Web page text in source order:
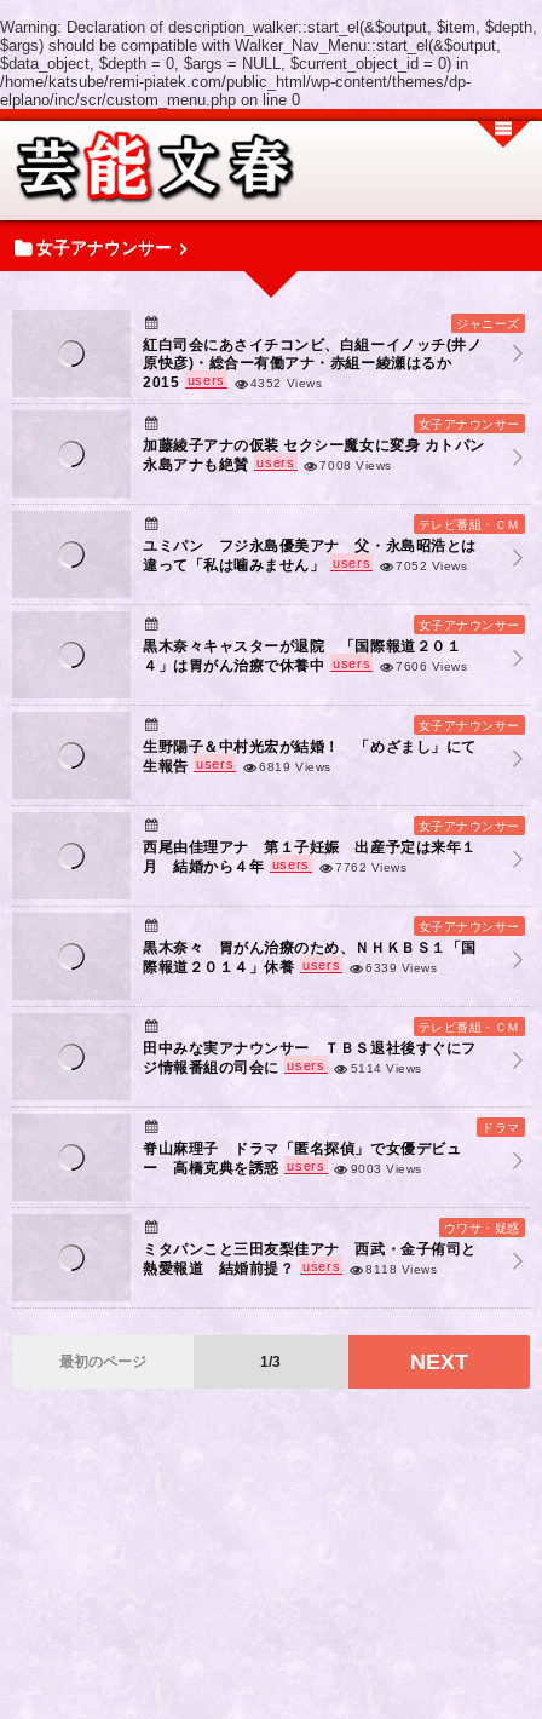
Warning: Declaration of description_walker::start_el(&$output, $item, $depth,
$args) should be compatible with Walker_Nav_Menu::start_el(&$output,
$data_object, $depth = 0, $args = NULL, $current_object_id = 0) in
/home/katsube/remi-piatek.com/public_html/wp-content/themes/dp-
elplano/inc/scr/custom_menu.php on line 0
女子アナウンサー
ジャニーズ
紅白司会にあさイチコンビ、白組ーイノッチ(井ノ
原快彦)・総合ー有働アナ・赤組ー綾瀬はるか
2015 users 4352 Views
女子アナウンサー
加藤綾子アナの仮装 セクシー魔女に変身 カトパン
永島アナも絶賛
users 7008 Views
テレビ番組・ＣＭ
ユミパン フジ永島優美アナ 父・永島昭浩とは
違って「私は噛みません」
users 7052 Views
女子アナウンサー
黒木奈々キャスターが退院 「国際報道２０１
４」は胃がん治療で休養中
users 7606 Views
女子アナウンサー
生野陽子＆中村光宏が結婚！ 「めざまし」にて
生報告 users 6819 Views
女子アナウンサー
西尾由佳理アナ 第１子妊娠 出産予定は来年１
月 結婚から４年 users 7762 Views
女子アナウンサー
黒木奈々 胃がん治療のため、ＮＨＫＢＳ１「国
際報道２０１４」休養 users 6339 Views
テレビ番組・ＣＭ
田中みな実アナウンサー ＴＢＳ退社後すぐにフ
ジ情報番組の司会に
users 5114 Views
ドラマ
脊山麻理子 ドラマ「匿名探偵」で女優デビュ
ー 高橋克典を誘惑
users 9003 Views
ウワサ・疑惑
ミタパンこと三田友梨佳アナ 西武・金子侑司と
熱愛報道 結婚前提？
users 8118 Views
最初のページ 1/3 NEXT